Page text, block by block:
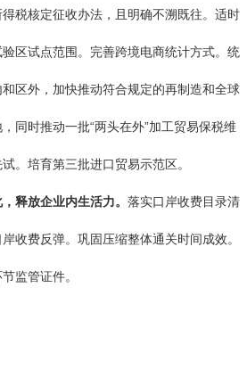
税核定征收办法，且明确不溯既往。适时
区试点范围。完善跨境电商统计方式。统
区外，加快推动符合规定的再制造和全球
同时推动一批“两头在外”加工贸易保税维
。培育第三批进口贸易示范区。
释放企业内生活力。 落实口岸收费目录清
收费反弹。巩固压缩整体通关时间成效。
监管证件。